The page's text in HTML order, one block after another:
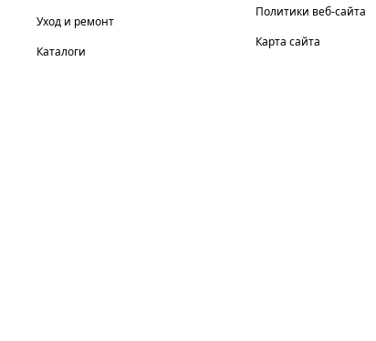
Уход и ремонт
Каталоги
Политики веб-сайта
Карта сайта